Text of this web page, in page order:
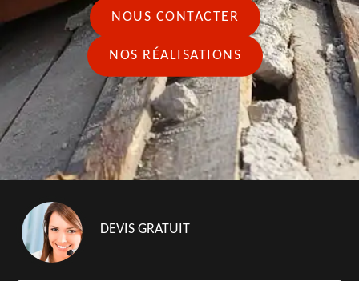
NOUS CONTACTER
NOS RÉALISATIONS
DEVIS GRATUIT